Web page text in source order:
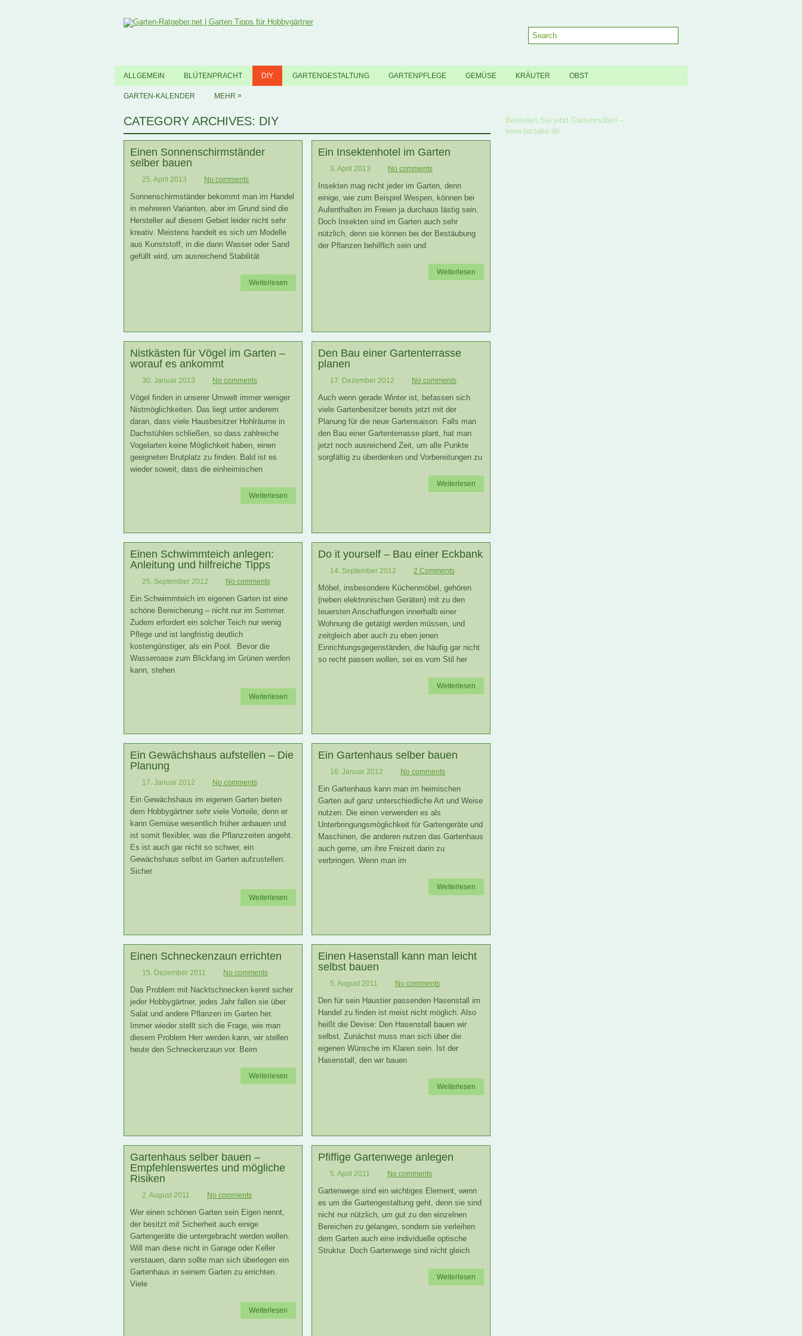
ALLGEMEIN BLÜTENPRACHT DIY GARTENGESTALTUNG GARTENPFLEGE GEMÜSE KRÄUTER OBST
GARTEN-KALENDER MEHR »
CATEGORY ARCHIVES: DIY
Einen Sonnenschirmständer
selber bauen
25. April 2013 No comments
Sonnenschirmständer bekommt man im Handel
in mehreren Varianten, aber im Grund sind die
Hersteller auf diesem Gebiet leider nicht sehr
kreativ. Meistens handelt es sich um Modelle
aus Kunststoff, in die dann Wasser oder Sand
gefüllt wird, um ausreichend Stabilität
Weiterlesen
Ein Insektenhotel im Garten
3. April 2013 No comments
Insekten mag nicht jeder im Garten, denn
einige, wie zum Beispiel Wespen, können bei
Aufenthalten im Freien ja durchaus lästig sein.
Doch Insekten sind im Garten auch sehr
nützlich, denn sie können bei der Bestäubung
der Pflanzen behilflich sein und
Weiterlesen
Nistkästen für Vögel im Garten –
worauf es ankommt
30. Januar 2013 No comments
Vögel finden in unserer Umwelt immer weniger
Nistmöglichkeiten. Das liegt unter anderem
daran, dass viele Hausbesitzer Hohlräume in
Dachstühlen schließen, so dass zahlreiche
Vogelarten keine Möglichkeit haben, einen
geeigneten Brutplatz zu finden. Bald ist es
wieder soweit, dass die einheimischen
Weiterlesen
Den Bau einer Gartenterrasse
planen
17. Dezember 2012 No comments
Auch wenn gerade Winter ist, befassen sich
viele Gartenbesitzer bereits jetzt mit der
Planung für die neue Gartensaison. Falls man
den Bau einer Gartenterrasse plant, hat man
jetzt noch ausreichend Zeit, um alle Punkte
sorgfältig zu überdenken und Vorbereitungen zu
Weiterlesen
Einen Schwimmteich anlegen:
Anleitung und hilfreiche Tipps
25. September 2012 No comments
Ein Schwimmteich im eigenen Garten ist eine
schöne Bereicherung – nicht nur im Sommer.
Zudem erfordert ein solcher Teich nur wenig
Pflege und ist langfristig deutlich
kostengünstiger, als ein Pool. Bevor die
Wasseroase zum Blickfang im Grünen werden
kann, stehen
Weiterlesen
Do it yourself – Bau einer Eckbank
14. September 2012 2 Comments
Möbel, insbesondere Küchenmöbel, gehören
(neben elektronischen Geräten) mit zu den
teuersten Anschaffungen innerhalb einer
Wohnung die getätigt werden müssen, und
zeitgleich aber auch zu eben jenen
Einrichtungsgegenständen, die häufig gar nicht
so recht passen wollen, sei es vom Stil her
Weiterlesen
Ein Gewächshaus aufstellen – Die
Planung
17. Januar 2012 No comments
Ein Gewächshaus im eigenen Garten bieten
dem Hobbygärtner sehr viele Vorteile, denn er
kann Gemüse wesentlich früher anbauen und
ist somit flexibler, was die Pflanzzeiten angeht.
Es ist auch gar nicht so schwer, ein
Gewächshaus selbst im Garten aufzustellen.
Sicher
Weiterlesen
Ein Gartenhaus selber bauen
16. Januar 2012 No comments
Ein Gartenhaus kann man im heimischen
Garten auf ganz unterschiedliche Art und Weise
nutzen. Die einen verwenden es als
Unterbringungsmöglichkeit für Gartengeräte und
Maschinen, die anderen nutzen das Gartenhaus
auch gerne, um ihre Freizeit darin zu
verbringen. Wenn man im
Weiterlesen
Einen Schneckenzaun errichten
15. Dezember 2011 No comments
Das Problem mit Nacktschnecken kennt sicher
jeder Hobbygärtner, jedes Jahr fallen sie über
Salat und andere Pflanzen im Garten her.
Immer wieder stellt sich die Frage, wie man
diesem Problem Herr werden kann, wir stellen
heute den Schneckenzaun vor. Beim
Weiterlesen
Einen Hasenstall kann man leicht
selbst bauen
5. August 2011 No comments
Den für sein Haustier passenden Hasenstall im
Handel zu finden ist meist nicht möglich. Also
heißt die Devise: Den Hasenstall bauen wir
selbst. Zunächst muss man sich über die
eigenen Wünsche im Klaren sein. Ist der
Hasenstall, den wir bauen
Weiterlesen
Gartenhaus selber bauen –
Empfehlenswertes und mögliche
Risiken
2. August 2011 No comments
Wer einen schönen Garten sein Eigen nennt,
der besitzt mit Sicherheit auch einige
Gartengeräte die untergebracht werden wollen.
Will man diese nicht in Garage oder Keller
verstauen, dann sollte man sich überlegen ein
Gartenhaus in seinem Garten zu errichten.
Viele
Weiterlesen
Pfiffige Gartenwege anlegen
5. April 2011 No comments
Gartenwege sind ein wichtiges Element, wenn
es um die Gartengestaltung geht, denn sie sind
nicht nur nützlich, um gut zu den einzelnen
Bereichen zu gelangen, sondern sie verleihen
dem Garten auch eine individuelle optische
Struktur. Doch Gartenwege sind nicht gleich
Weiterlesen
Bestellen Sie jetzt Gartenmöbel! –
www.tectake.de